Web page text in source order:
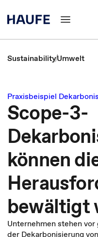
SustainabilityUmwelt
Praxisbeispiel
Scope-3-
können
bewältigt
Unternehmen stehen
der Dekarbonisierung